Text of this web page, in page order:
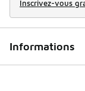
Inscrivez-vous
Informations